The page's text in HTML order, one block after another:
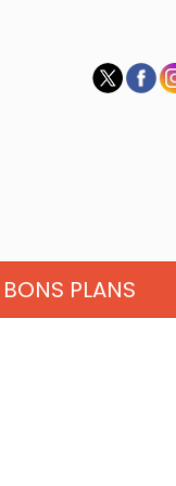
BONS PLANS